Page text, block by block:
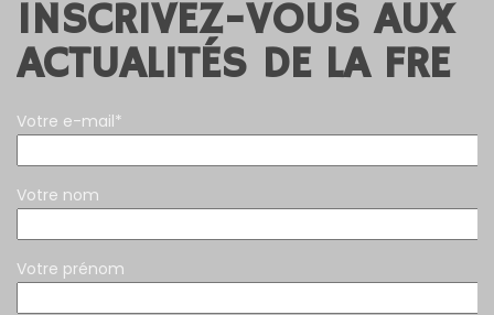
INSCRIVEZ-VOUS AUX
ACTUALITÉS DE LA FRE
Votre e-mail*
Votre nom
Votre prénom